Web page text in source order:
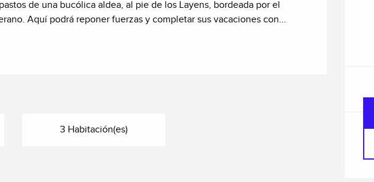
de una bucólica aldea, al pie de los Layens, bordeada por el
Aquí podrá reponer fuerzas y completar sus vacaciones con...
3 Habitación(es)